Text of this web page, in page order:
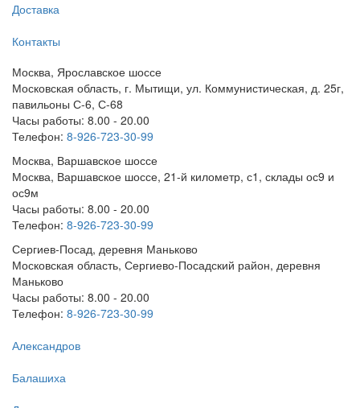
Доставка
Контакты
Москва, Ярославское шоссе
Московская область, г. Мытищи, ул. Коммунистическая, д. 25г,
павильоны С-6, С-68
Часы работы: 8.00 - 20.00
Телефон: 8-926-723-30-99
Москва, Варшавское шоссе
Москва, Варшавское шоссе, 21-й километр, с1, склады ос9 и
ос9м
Часы работы: 8.00 - 20.00
Телефон: 8-926-723-30-99
Сергиев-Посад, деревня Маньково
Московская область, Сергиево-Посадский район, деревня
Маньково
Часы работы: 8.00 - 20.00
Телефон: 8-926-723-30-99
Александров
Балашиха